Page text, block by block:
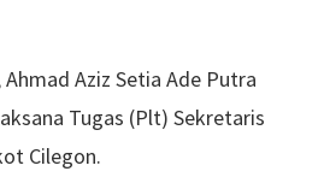
Aziz Setia Ade Putra
Tugas (Plt) Sekretaris
Cilegon.